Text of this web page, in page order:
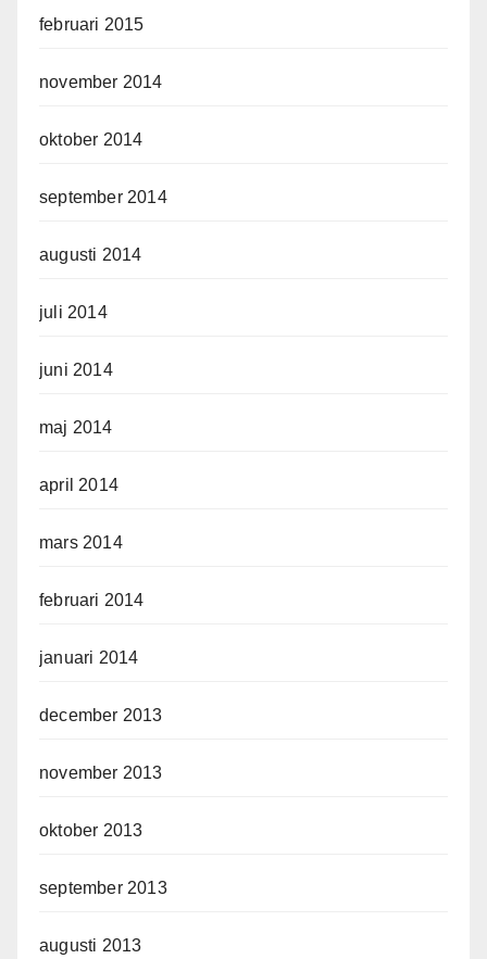
februari 2015
november 2014
oktober 2014
september 2014
augusti 2014
juli 2014
juni 2014
maj 2014
april 2014
mars 2014
februari 2014
januari 2014
december 2013
november 2013
oktober 2013
september 2013
augusti 2013